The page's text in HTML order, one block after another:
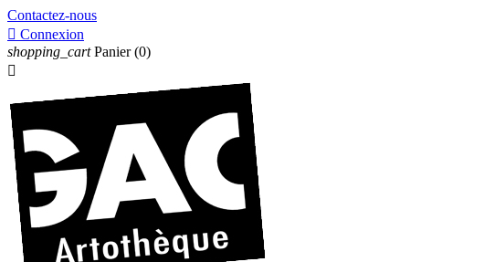
Contactez-nous
 Connexion
shopping_cart Panier (0)
